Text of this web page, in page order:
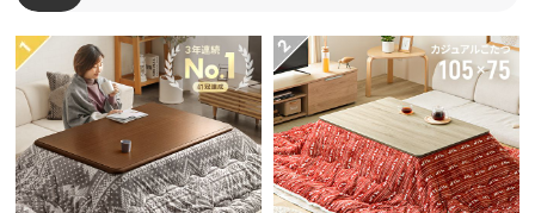
梱
設
置
サ
ー
ビ
ス
に